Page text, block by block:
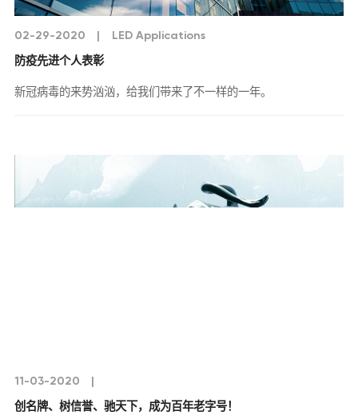
02-29-2020 | LED Applications
防疫先进个人表彰
新冠病毒的来势汹汹，给我们带来了不一样的一年。
11-03-2020 |
创名牌、树信誉、驰天下，成为百年老字号！